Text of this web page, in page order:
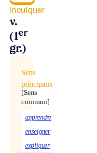
inculquer
v.
(1er
gr.)
Sens
principaux
[Sens
commun]
apprendre
enseigner
expliquer